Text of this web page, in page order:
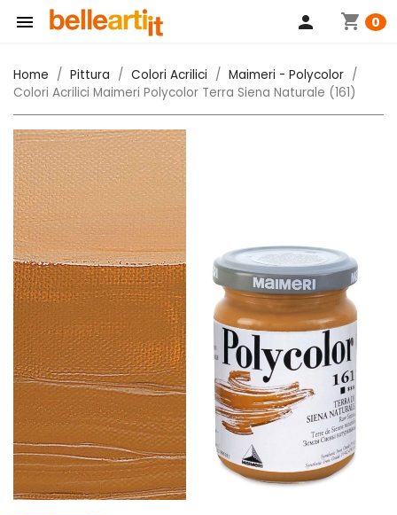
 shopping_cart 0
person
Home Pittura Colori Acrilici
Maimeri - Polycolor
Colori Acrilici Maimeri Polycolor Terra Siena Naturale (161)